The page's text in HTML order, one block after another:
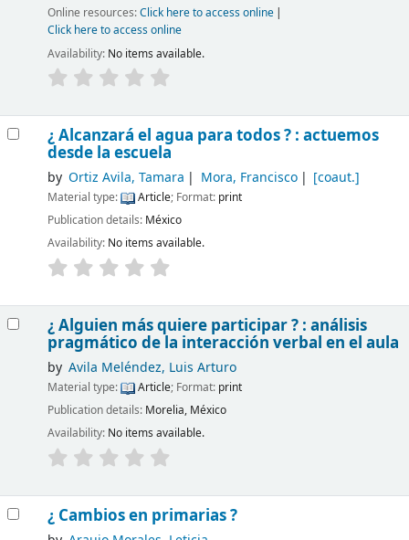
Online resources:Click here to access online
Click here to access online
Availability: No items available.
¿ Alcanzará el agua para todos ? : actuemos
desde la escuela
by Ortiz Avila, Tamara Mora, Francisco [coaut.]
Material type: Article; Format: print
Publication details: México
Availability: No items available.
¿ Alguien más quiere participar ? : análisis
pragmático de la interacción verbal en el aula
by Avila Meléndez, Luis Arturo
Material type: Article; Format: print
Publication details: Morelia, México
Availability: No items available.
¿ Cambios en primarias ?